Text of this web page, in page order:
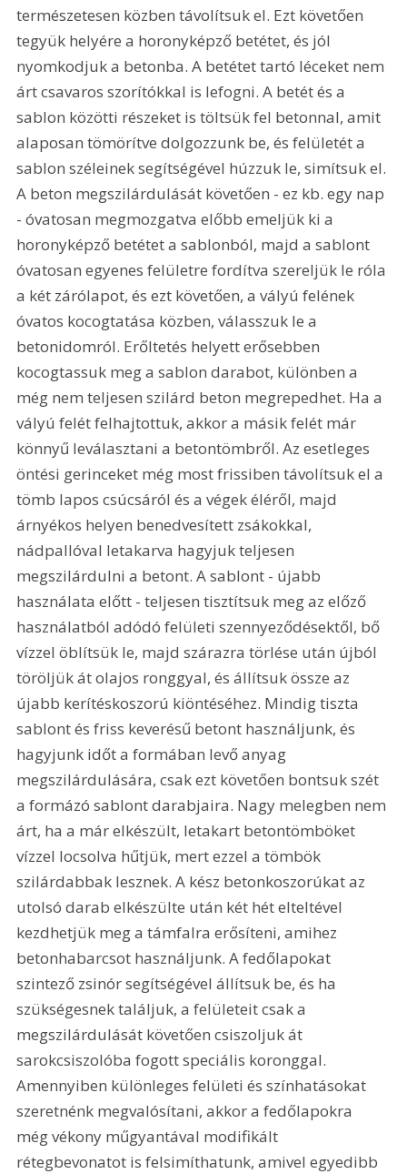
természetesen közben távolítsuk el. Ezt követően
tegyük helyére a horonyképző betétet, és jól
nyomkodjuk a betonba. A betétet tartó léceket nem
árt csavaros szorítókkal is lefogni. A betét és a
sablon közötti részeket is töltsük fel betonnal, amit
alaposan tömörítve dolgozzunk be, és felületét a
sablon széleinek segítségével húzzuk le, simítsuk el.
A beton megszilárdulását követően - ez kb. egy nap
- óvatosan megmozgatva előbb emeljük ki a
horonyképző betétet a sablonból, majd a sablont
óvatosan egyenes felületre fordítva szereljük le róla
a két zárólapot, és ezt követően, a vályú felének
óvatos kocogtatása közben, válasszuk le a
betonidomról. Erőltetés helyett erősebben
kocogtassuk meg a sablon darabot, különben a
még nem teljesen szilárd beton megrepedhet. Ha a
vályú felét felhajtottuk, akkor a másik felét már
könnyű leválasztani a betontömbről. Az esetleges
öntési gerinceket még most frissiben távolítsuk el a
tömb lapos csúcsáról és a végek éléről, majd
árnyékos helyen benedvesített zsákokkal,
nádpallóval letakarva hagyjuk teljesen
megszilárdulni a betont. A sablont - újabb
használata előtt - teljesen tisztítsuk meg az előző
használatból adódó felületi szennyeződésektől, bő
vízzel öblítsük le, majd szárazra törlése után újból
töröljük át olajos ronggyal, és állítsuk össze az
újabb kerítéskoszorú kiöntéséhez. Mindig tiszta
sablont és friss keverésű betont használjunk, és
hagyjunk időt a formában levő anyag
megszilárdulására, csak ezt követően bontsuk szét
a formázó sablont darabjaira. Nagy melegben nem
árt, ha a már elkészült, letakart betontömböket
vízzel locsolva hűtjük, mert ezzel a tömbök
szilárdabbak lesznek. A kész betonkoszorúkat az
utolsó darab elkészülte után két hét elteltével
kezdhetjük meg a támfalra erősíteni, amihez
betonhabarcsot használjunk. A fedőlapokat
szintező zsinór segítségével állítsuk be, és ha
szükségesnek találjuk, a felületeit csak a
megszilárdulását követően csiszoljuk át
sarokcsiszolóba fogott speciális koronggal.
Amennyiben különleges felületi és színhatásokat
szeretnénk megvalósítani, akkor a fedőlapokra
még vékony műgyantával modifikált
rétegbevonatot is felsimíthatunk, amivel egyedibb